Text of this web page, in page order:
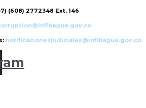
(608) 2772348 Ext. 146
notificacionesjudiciales@infibague.gov.co